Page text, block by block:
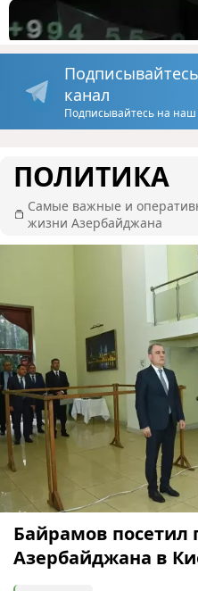
канал
Подписывайтесь на наш
ПОЛИТИКА
Самые важные и
жизни Азербайджана
Байрамов посетил
Азербайджана в